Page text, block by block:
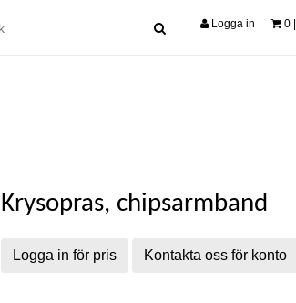
Logga in 0
Krysopras, chipsarmband
Logga in för pris Kontakta oss för konto